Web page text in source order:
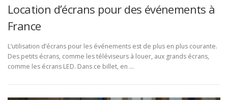
Location d’écrans pour des événements à
France
L’utilisation d’écrans pour les événements est de plus en plus courante.
Des petits écrans, comme les téléviseurs à louer, aux grands écrans,
comme les écrans LED. Dans ce billet, en …